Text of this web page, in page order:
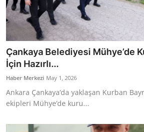
Çankaya Belediyesi Mühye’de
İçin Hazırlı...
Haber Merkezi May 1, 2026
Ankara Çankaya’da yaklaşan Kurban
ekipleri Mühye’de kuru...